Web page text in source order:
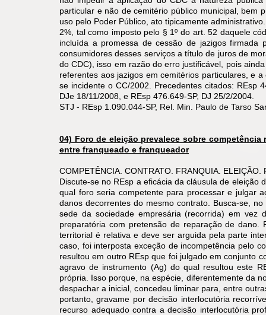
particular e não de cemitério público municipal, bem
uso pelo Poder Público, ato tipicamente
2%, tal como imposto pelo § 1º do art. 52 daquele
incluída a promessa de cessão de jazigos firmada
consumidores desses serviços a título de juros de
do CDC), isso em razão do erro justificável, pois
referentes aos jazigos em cemitérios particulares, e
se incidente o CC/2002. Precedentes citados: REsp
DJe 18/11/2008, e REsp 476.649-SP, DJ 25/2/2004.
STJ - REsp 1.090.044-SP, Rel. Min. Paulo de Tarso
04) Foro de eleição prevalece sobre
entre franqueado e franqueador
COMPETÊNCIA. CONTRATO. FRANQUIA.
Discute-se no REsp a eficácia da cláusula de
qual foro seria competente para processar e julgar
danos decorrentes do mesmo contrato. Busca-se,
sede da sociedade empresária (recorrida) em
preparatória com pretensão de reparação de
territorial é relativa e deve ser arguida pela parte
caso, foi interposta exceção de incompetência pelo
resultou em outro REsp que foi julgado em conjunto
agravo de instrumento (Ag) do qual resultou este
própria. Isso porque, na espécie, diferentemente da
despachar a inicial, concedeu liminar para, entre
portanto, gravame por decisão interlocutória
recurso adequado contra a decisão interlocutória